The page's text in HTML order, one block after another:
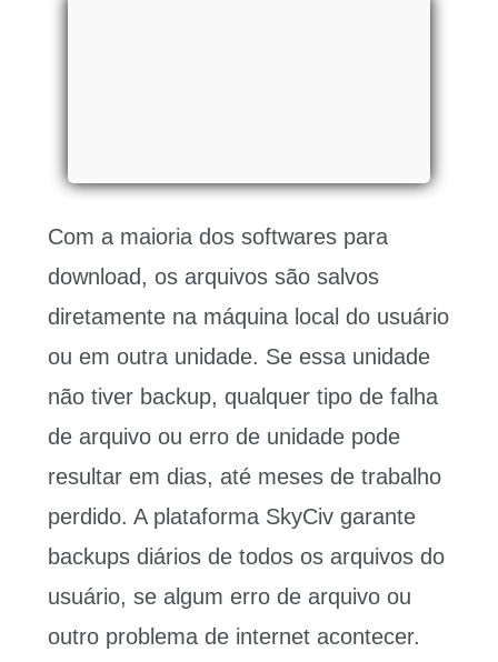
Com a maioria dos softwares para
download, os arquivos são salvos
diretamente na máquina local do usuário
ou em outra unidade. Se essa unidade
não tiver backup, qualquer tipo de falha
de arquivo ou erro de unidade pode
resultar em dias, até meses de trabalho
perdido. A plataforma SkyCiv garante
backups diários de todos os arquivos do
usuário, se algum erro de arquivo ou
outro problema de internet acontecer.